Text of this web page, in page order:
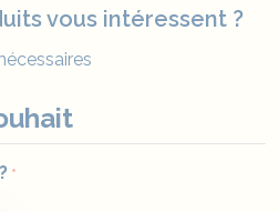
PARENTS D’ÉLÈVES
ÉTUDIANTE)
CAMPING
ARTISTE
SPECTACLE
vous intéressent ?
*